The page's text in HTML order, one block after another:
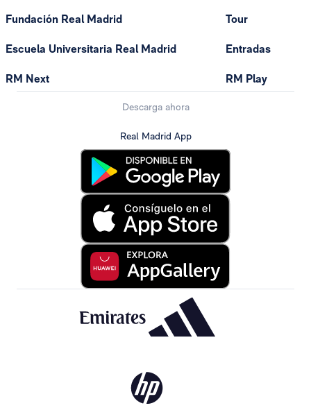
Fundación Real Madrid
Escuela Universitaria Real Madrid
RM Next
Tour
Entradas
RM Play
Descarga ahora
Real Madrid App